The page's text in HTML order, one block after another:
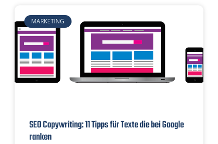
MARKETING
SEO Copywriting: 11 Tipps für Texte die bei Google
ranken